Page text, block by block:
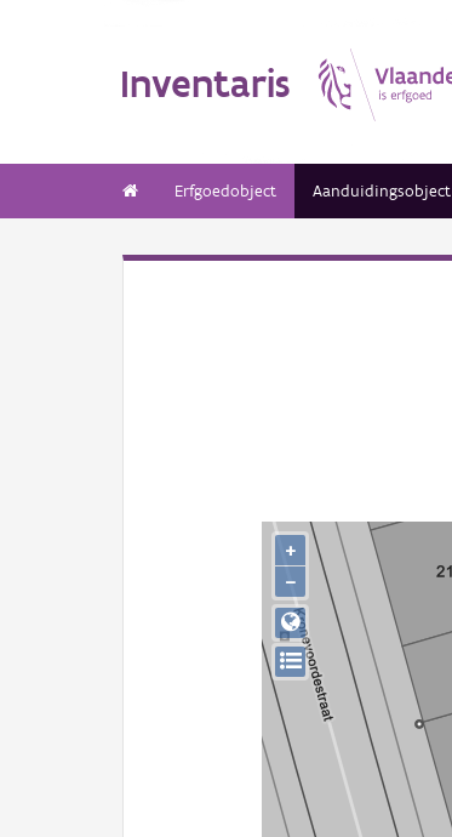
Inventaris
Erfgoedobject Aanduidingsobject
+
−